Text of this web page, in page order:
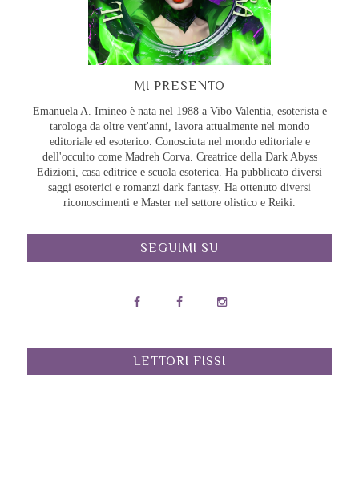
MI PRESENTO
Emanuela A. Imineo è nata nel 1988 a Vibo Valentia, esoterista e
tarologa da oltre vent'anni, lavora attualmente nel mondo
editoriale ed esoterico. Conosciuta nel mondo editoriale e
dell'occulto come Madreh Corva. Creatrice della Dark Abyss
Edizioni, casa editrice e scuola esoterica. Ha pubblicato diversi
saggi esoterici e romanzi dark fantasy. Ha ottenuto diversi
riconoscimenti e Master nel settore olistico e Reiki.
SEGUIMI SU
LETTORI FISSI